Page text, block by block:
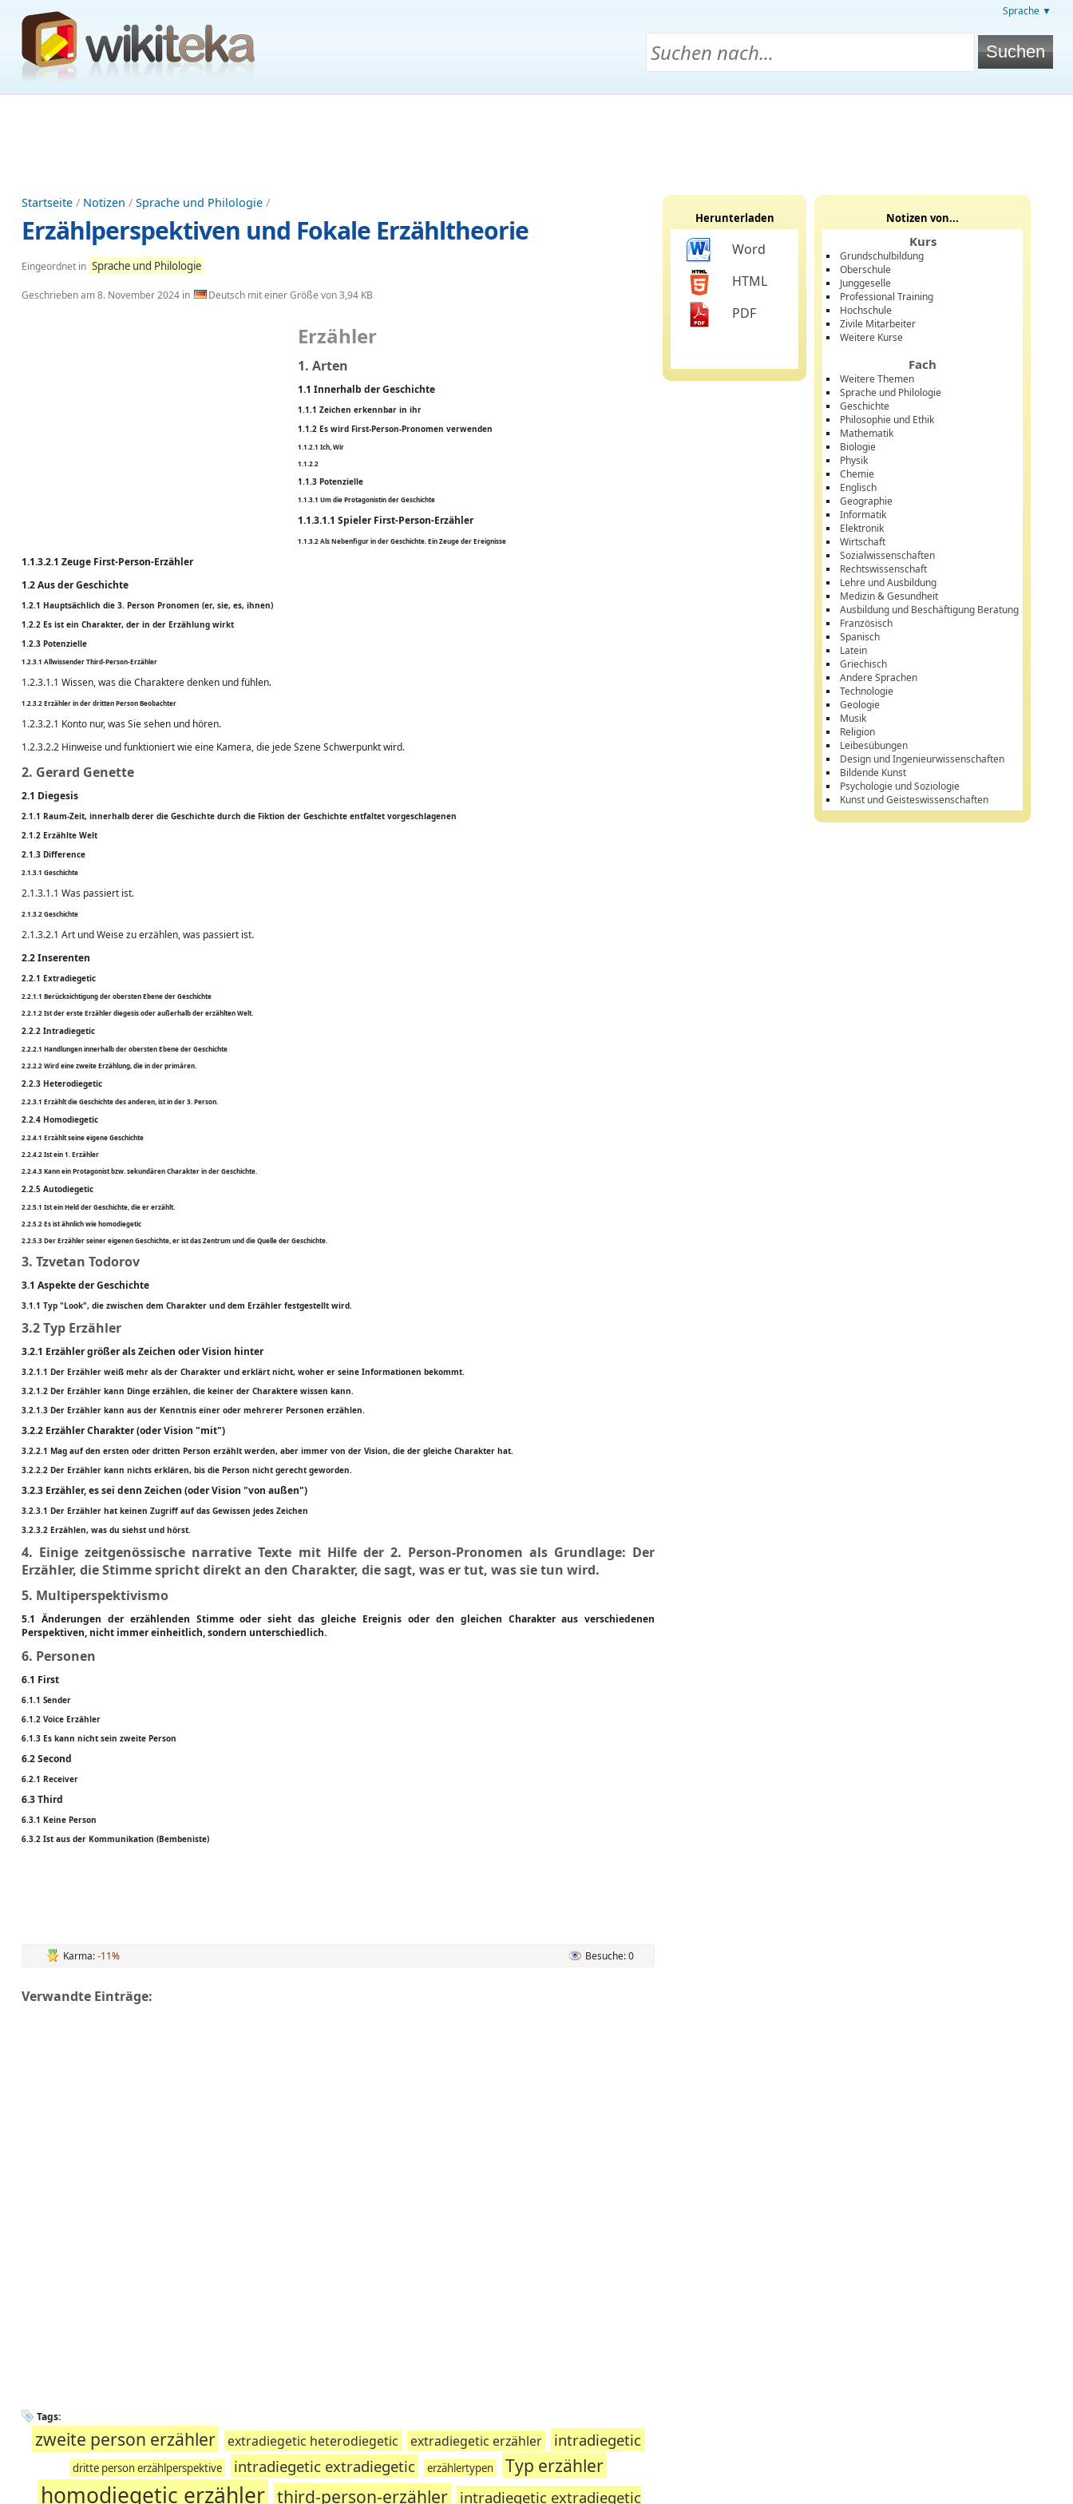
Sprache ▼
Startseite / Notizen / Sprache und Philologie /
Erzählperspektiven und Fokale Erzähltheorie
Eingeordnet in Sprache und Philologie
Geschrieben am8. November 2024 in Deutsch mit einer Größe von 3,94 KB
Erzähler
1. Arten
1.1 Innerhalb der Geschichte
1.1.1 Zeichen erkennbar in ihr
1.1.2 Es wird First-Person-Pronomen verwenden
1.1.2.1 Ich, Wir
1.1.2.2
1.1.3 Potenzielle
1.1.3.1 Um die Protagonistin der Geschichte
1.1.3.1.1 Spieler First-Person-Erzähler
1.1.3.2 Als Nebenfigur in der Geschichte. Ein Zeuge der Ereignisse
1.1.3.2.1 Zeuge First-Person-Erzähler
1.2 Aus der Geschichte
1.2.1 Hauptsächlich die 3. Person Pronomen (er, sie, es, ihnen)
1.2.2 Es ist ein Charakter, der in der Erzählung wirkt
1.2.3 Potenzielle
1.2.3.1 Allwissender Third-Person-Erzähler
1.2.3.1.1 Wissen, was die Charaktere denken und fühlen.
1.2.3.2 Erzähler in der dritten Person Beobachter
1.2.3.2.1 Konto nur, was Sie sehen und hören.
1.2.3.2.2 Hinweise und funktioniert wie eine Kamera, die jede Szene Schwerpunkt wird.
2. Gerard Genette
2.1 Diegesis
2.1.1 Raum-Zeit, innerhalb derer die Geschichte durch die Fiktion der Geschichte entfaltet vorgeschlagenen
2.1.2 Erzählte Welt
2.1.3 Difference
2.1.3.1 Geschichte
2.1.3.1.1 Was passiert ist.
2.1.3.2 Geschichte
2.1.3.2.1 Art und Weise zu erzählen, was passiert ist.
2.2 Inserenten
2.2.1 Extradiegetic
2.2.1.1 Berücksichtigung der obersten Ebene der Geschichte
2.2.1.2 Ist der erste Erzähler diegesis oder außerhalb der erzählten Welt.
2.2.2 Intradiegetic
2.2.2.1 Handlungen innerhalb der obersten Ebene der Geschichte
2.2.2.2 Wird eine zweite Erzählung, die in der primären.
2.2.3 Heterodiegetic
2.2.3.1 Erzählt die Geschichte des anderen, ist in der 3. Person.
2.2.4 Homodiegetic
2.2.4.1 Erzählt seine eigene Geschichte
2.2.4.2 Ist ein 1. Erzähler
2.2.4.3 Kann ein Protagonist bzw. sekundären Charakter in der Geschichte.
2.2.5 Autodiegetic
2.2.5.1 Ist ein Held der Geschichte, die er erzählt.
2.2.5.2 Es ist ähnlich wie homodiegetic
2.2.5.3 Der Erzähler seiner eigenen Geschichte, er ist das Zentrum und die Quelle der Geschichte.
3. Tzvetan Todorov
3.1 Aspekte der Geschichte
3.1.1 Typ "Look", die zwischen dem Charakter und dem Erzähler festgestellt wird.
3.2 Typ Erzähler
3.2.1 Erzähler größer als Zeichen oder Vision hinter
3.2.1.1 Der Erzähler weiß mehr als der Charakter und erklärt nicht, woher er seine Informationen bekommt.
3.2.1.2 Der Erzähler kann Dinge erzählen, die keiner der Charaktere wissen kann.
3.2.1.3 Der Erzähler kann aus der Kenntnis einer oder mehrerer Personen erzählen.
3.2.2 Erzähler Charakter (oder Vision "mit")
3.2.2.1 Mag auf den ersten oder dritten Person erzählt werden, aber immer von der Vision, die der gleiche Charakter hat.
3.2.2.2 Der Erzähler kann nichts erklären, bis die Person nicht gerecht geworden.
3.2.3 Erzähler, es sei denn Zeichen (oder Vision "von außen")
3.2.3.1 Der Erzähler hat keinen Zugriff auf das Gewissen jedes Zeichen
3.2.3.2 Erzählen, was du siehst und hörst.
4. Einige zeitgenössische narrative Texte mit Hilfe der 2. Person-Pronomen als Grundlage: Der
Erzähler, die Stimme spricht direkt an den Charakter, die sagt, was er tut, was sie tun wird.
5. Multiperspektivismo
5.1 Änderungen der erzählenden Stimme oder sieht das gleiche Ereignis oder den gleichen Charakter aus verschiedenen
Perspektiven, nicht immer einheitlich, sondern unterschiedlich.
6. Personen
6.1 First
6.1.1 Sender
6.1.2 Voice Erzähler
6.1.3 Es kann nicht sein zweite Person
6.2 Second
6.2.1 Receiver
6.3 Third
6.3.1 Keine Person
6.3.2 Ist aus der Kommunikation (Bembeniste)
Karma:-11% Besuche: 0
Verwandte Einträge:
Tags:
zweite person erzähler extradiegetic heterodiegetic extradiegetic erzähler intradiegetic
dritte person erzählperspektive intradiegetic extradiegetic erzählertypen Typ erzähler
homodiegetic erzähler third-person-erzähler intradiegetic extradiegetic
Herunterladen
Word
HTML
PDF
Notizen von...
Kurs
Grundschulbildung
Oberschule
Junggeselle
Professional Training
Hochschule
Zivile Mitarbeiter
Weitere Kurse
Fach
Weitere Themen
Sprache und Philologie
Geschichte
Philosophie und Ethik
Mathematik
Biologie
Physik
Chemie
Englisch
Geographie
Informatik
Elektronik
Wirtschaft
Sozialwissenschaften
Rechtswissenschaft
Lehre und Ausbildung
Medizin & Gesundheit
Ausbildung und Beschäftigung Beratung
Französisch
Spanisch
Latein
Griechisch
Andere Sprachen
Technologie
Geologie
Musik
Religion
Leibesübungen
Design und Ingenieurwissenschaften
Bildende Kunst
Psychologie und Soziologie
Kunst und Geisteswissenschaften